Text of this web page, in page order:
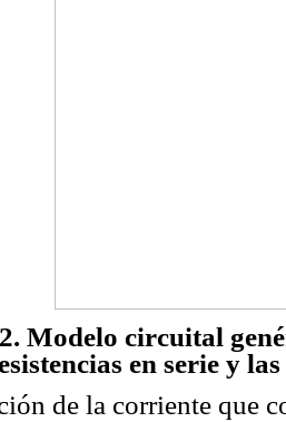
Modelo circuital
en serie y
de la corriente que